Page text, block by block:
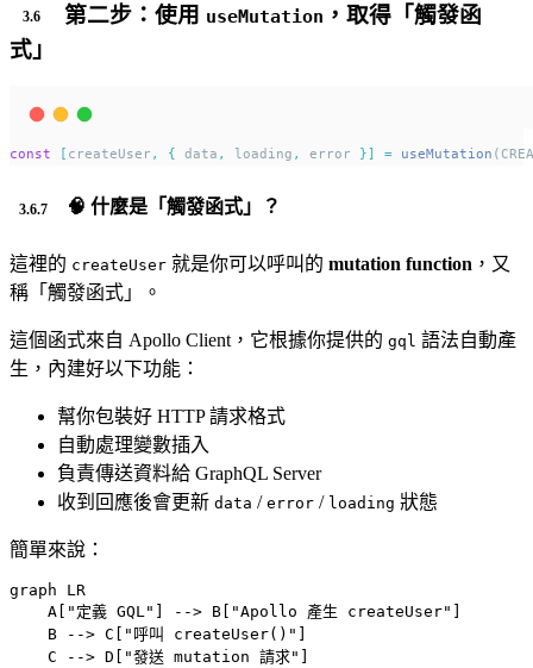
第二步：使用 useMutation ，取得「觸發函
式」
const [ createUser , { data , loading , error }] = useMutation
🧠 什麼是「觸發函式」？
這裡的 createUser 就是你可以呼叫的 mutation function ，又
稱「觸發函式」。
這個函式來自 Apollo Client，它根據你提供的 gql 語法自動產
生，內建好以下功能：
幫你包裝好 HTTP 請求格式
自動處理變數插入
負責傳送資料給 GraphQL Server
收到回應後會更新 data / error / loading 狀態
簡單來說：
graph LR
    A["定義 GQL"] --> B["Apollo 產生 createUser"]
    B --> C["呼叫 createUser()"]
    C --> D["發送 mutation 請求"]